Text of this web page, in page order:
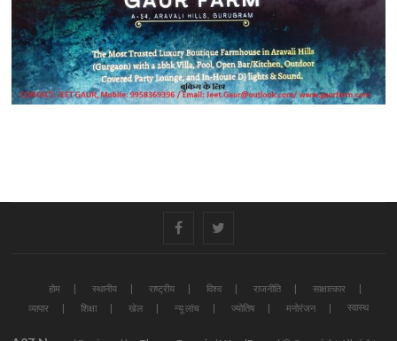
# #
होम स्थानीय राष्ट्रीय विश्व राजनीति
साक्षात्कार
व्यापार
शिक्षा खेल न्यू लांच ज्योतिष मनोरंजन स्वास्थ